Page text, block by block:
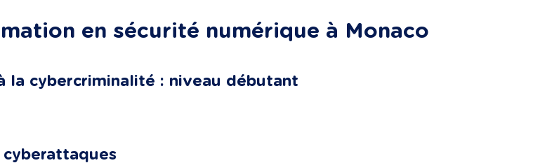
en sécurité numérique à Monaco
la cybercriminalité : niveau débutant